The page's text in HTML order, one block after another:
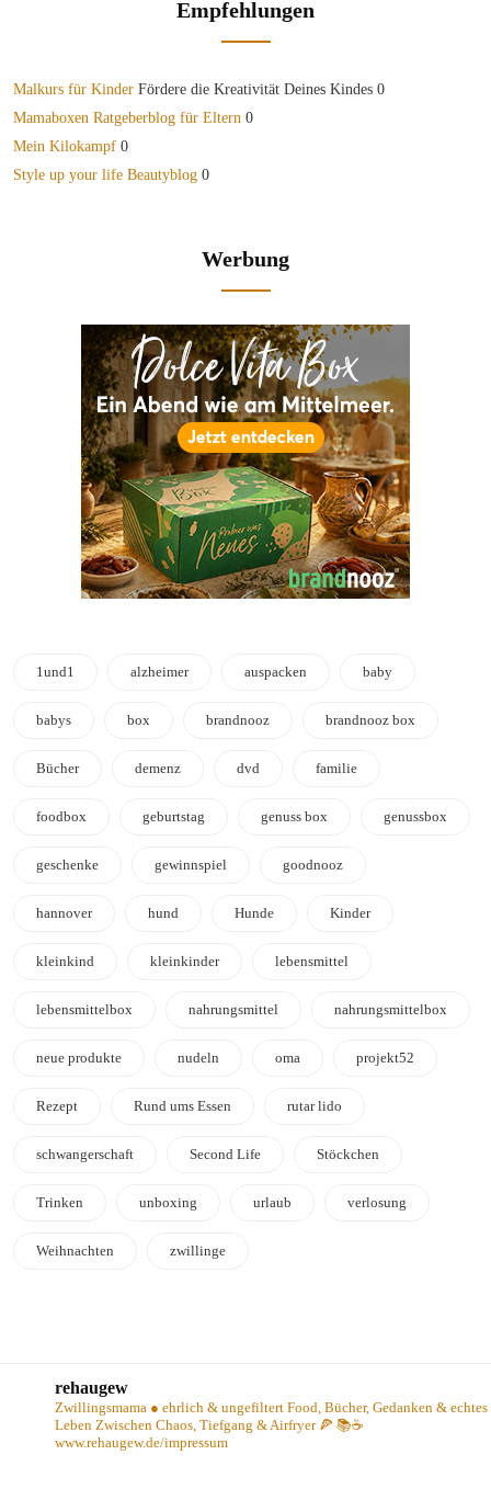
Empfehlungen
Malkurs für Kinder Fördere die Kreativität Deines Kindes 0
Mamaboxen Ratgeberblog für Eltern 0
Mein Kilokampf 0
Style up your life Beautyblog 0
Werbung
1und1 alzheimer auspacken baby
babys box brandnooz brandnooz box
Bücher demenz dvd familie
foodbox geburtstag genuss box genussbox
geschenke gewinnspiel goodnooz
hannover hund Hunde Kinder
kleinkind kleinkinder lebensmittel
lebensmittelbox nahrungsmittel nahrungsmittelbox
neue produkte nudeln oma projekt52
Rezept Rund ums Essen rutar lido
schwangerschaft Second Life Stöckchen
Trinken unboxing urlaub verlosung
Weihnachten zwillinge
rehaugew
Zwillingsmama ● ehrlich & ungefiltert Food, Bücher, Gedanken & echtes
Leben Zwischen Chaos, Tiefgang & Airfryer 🍕 📚☕️
www.rehaugew.de/impressum